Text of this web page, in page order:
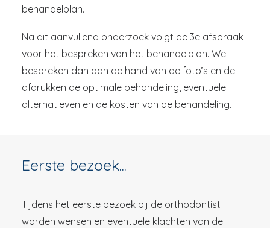
behandelplan.
Na dit aanvullend onderzoek volgt de 3e afspraak
voor het bespreken van het behandelplan. We
bespreken dan aan de hand van de foto’s en de
afdrukken de optimale behandeling, eventuele
alternatieven en de kosten van de behandeling.
Eerste bezoek...
Tijdens het eerste bezoek bij de orthodontist
worden wensen en eventuele klachten van de